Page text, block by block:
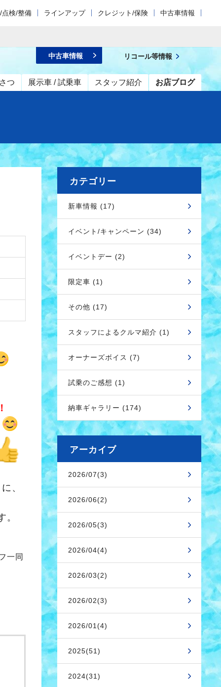
点検/整備 ラインアップ クレジット/保険 中古車情報
つ 展示車 / 試乗車 スタッフ紹介 お店ブログ
中古車情報 リコール等情報
カテゴリー
新車情報 (17)
イベント/キャンペーン (34)
イベントデー (2)
限定車 (1)
その他 (17)
スタッフによるクルマ紹介 (1)
オーナーズボイス (7)
試乗のご感想 (1)
納車ギャラリー (174)
アーカイブ
2026/07(3)
2026/06(2)
2026/05(3)
2026/04(4)
2026/03(2)
2026/02(3)
2026/01(4)
2025(51)
2024(31)